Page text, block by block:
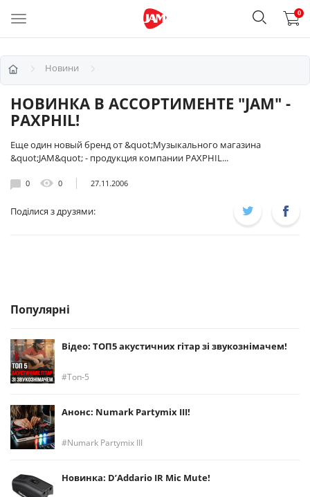
0
Новини
НОВИНКА В АССОРТИМЕНТЕ "JAM" -
PAXPHIL!
Еще один новый бренд от &quot;Музыкального магазина
&quot;JAM&quot; - продукция компании PAXPHIL...
0 0 27.11.2006
Поділися з друзями:
Популярні
Відео: ТОП5 акустичних гітар зі звукознімачем!
Топ-5
Анонс: Numark Partymix III!
Numark Partymix III
Новинка: D’Addario IR Mic Mute!